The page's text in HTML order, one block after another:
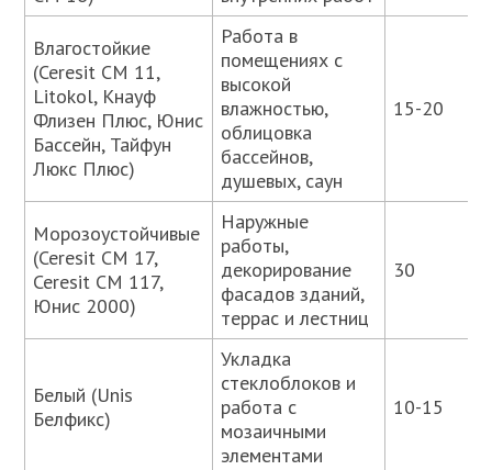
Влагостойкие
(Ceresit СМ 11,
Litokol, Кнауф
Флизен Плюс, Юнис
Бассейн, Тайфун
Люкс Плюс)
Работа в
помещениях с
высокой
влажностью,
облицовка
бассейнов,
душевых, саун
15-20
Морозоустойчивые
(Ceresit CM 17,
Ceresit CM 117,
Юнис 2000)
Наружные
работы,
декорирование
фасадов зданий,
террас и лестниц
30
Белый (Unis
Белфикс)
Укладка
стеклоблоков и
работа с
мозаичными
элементами
10-15